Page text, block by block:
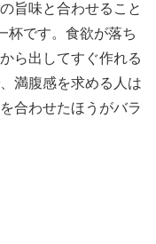
旨味と合わせること
杯です。食欲が落ち
ら出してすぐ作れる
満腹感を求める人は
合わせたほうがバラ